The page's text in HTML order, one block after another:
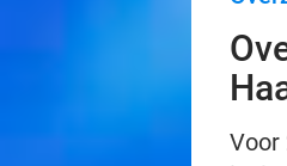
Voor